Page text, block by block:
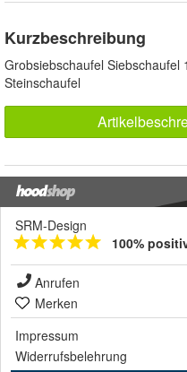
Kurzbeschreibung
Grobsiebschaufel Siebschaufel
Steinschaufel
SRM-Design
100%
Anrufen
Merken
Impressum
Widerrufsbelehrung